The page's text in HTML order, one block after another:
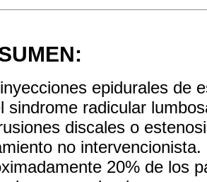
epidurales de
sindrome radicular
discales o
no
20% de los